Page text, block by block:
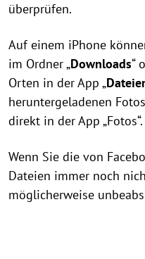
überprüfen.
Auf einem iPhone
im Ordner „Downloads“
Orten in der App „
heruntergeladenen
direkt in der App „Fotos“.
Wenn Sie die von
Dateien immer noch
möglicherweise